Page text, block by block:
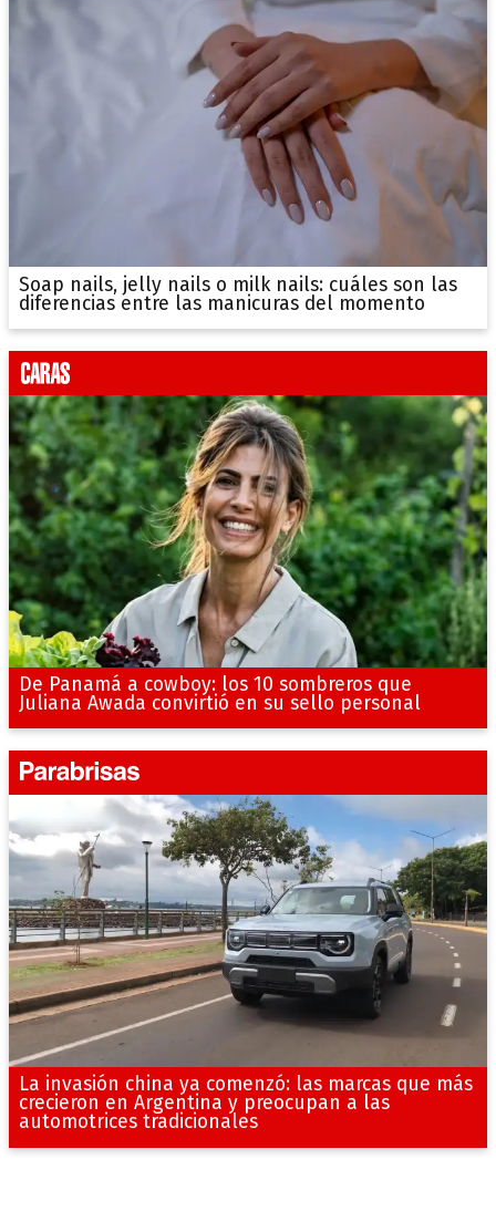
Soap nails, jelly nails o milk nails: cuáles son las
diferencias entre las manicuras del momento
De Panamá a cowboy: los 10 sombreros que
Juliana Awada convirtió en su sello personal
La invasión china ya comenzó: las marcas que más
crecieron en Argentina y preocupan a las
automotrices tradicionales